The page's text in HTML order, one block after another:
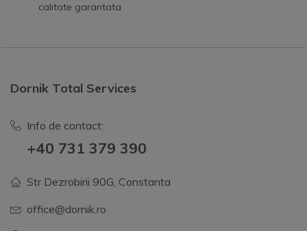
calitate garantata
Dornik Total Services
Info de contact:
+40 731 379 390
Str Dezrobirii 90G, Constanta
office@dornik.ro